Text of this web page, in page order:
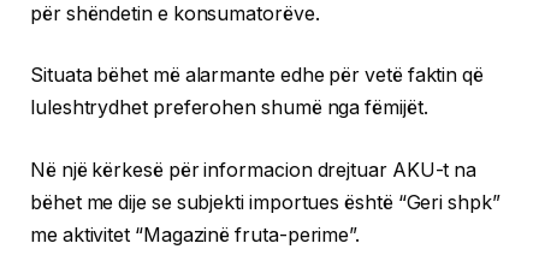
për shëndetin e konsumatorëve.
Situata bëhet më alarmante edhe për vetë faktin që
luleshtrydhet preferohen shumë nga fëmijët.
Në një kërkesë për informacion drejtuar AKU-t na
bëhet me dije se subjekti importues është “Geri shpk”
me aktivitet “Magazinë fruta-perime”.